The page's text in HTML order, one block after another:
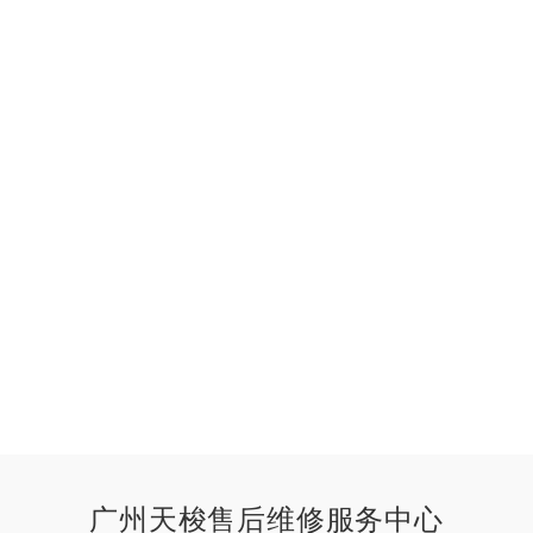
广州天梭售后维修服务中心